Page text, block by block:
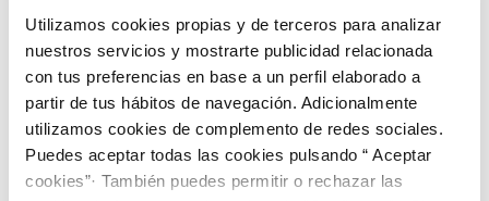
Utilizamos cookies propias y de terceros para analizar
nuestros servicios y mostrarte publicidad relacionada
con tus preferencias en base a un perfil elaborado a
partir de tus hábitos de navegación. Adicionalmente
utilizamos cookies de complemento de redes sociales.
Puedes aceptar todas las cookies pulsando “ Aceptar
cookies”· También puedes permitir o rechazar las
07 NOV 2018
Aquona gestionará el servicio municipal de
agua y alcantarillado en Lerma (burgos)
hasta octubre de 2028